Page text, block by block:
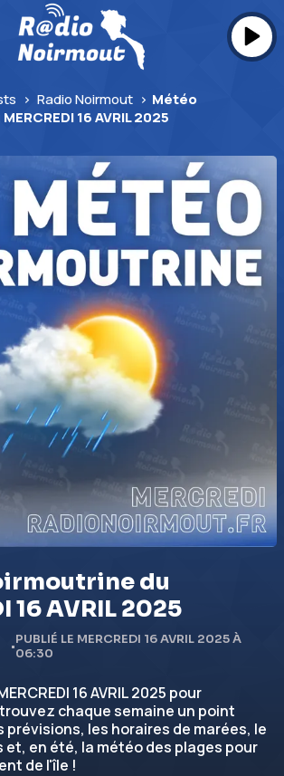
> Radio Noirmout > Météo
16 AVRIL 2025
du
16 AVRIL 2025
•PUBLIÉ LE MERCREDI 16 AVRIL 2025 À
06:30
16 AVRIL 2025 pour
chaque semaine un point
prévisions, les horaires de marées, le
et, en été, la météo des plages pour
de l'île !